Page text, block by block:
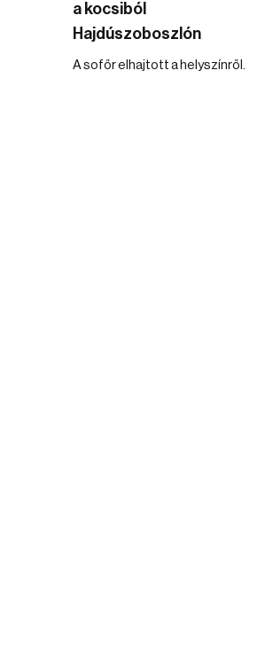
a kocsiból
Hajdúszoboszlón
A sofőr elhajtott a helyszínről.